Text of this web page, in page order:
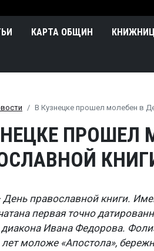
КАРТА ОБЩИН
В Кузнецке прошел молебен в
ПРОШЕЛ
День православной книги.
первая точно
диакона Ивана Федорова.
лет моложе «Апостола»,